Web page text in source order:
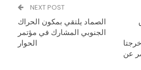
عن
NEXT POST
الصماد يلتقي بمكون الحراك
الجنوبي المشارك في مؤتمر
الحوار